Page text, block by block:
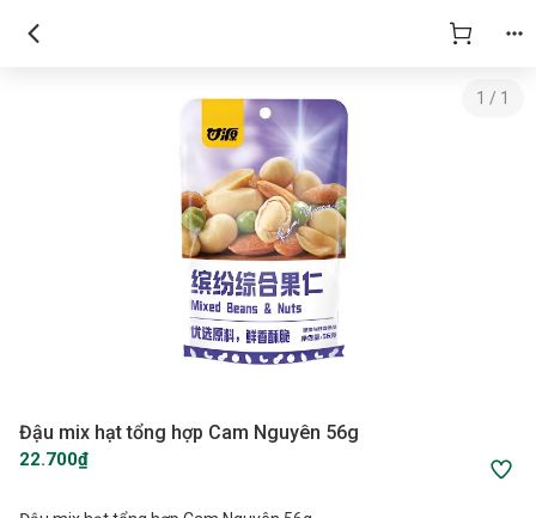
1 / 1
Đậu mix hạt tổng hợp Cam Nguyên 56g
22.700₫